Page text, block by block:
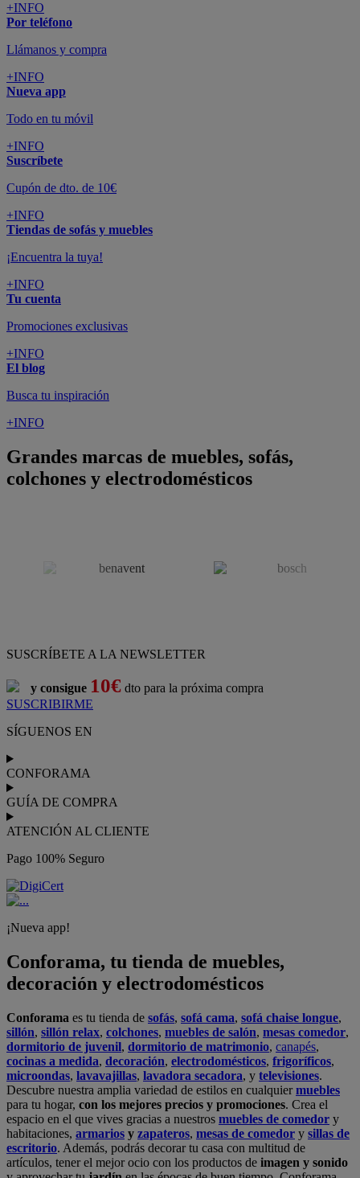
+INFO
Por teléfono
Llámanos y compra
+INFO
Nueva app
Todo en tu móvil
+INFO
Suscríbete
Cupón de dto. de 10€
+INFO
Tiendas de sofás y muebles
¡Encuentra la tuya!
+INFO
Tu cuenta
Promociones exclusivas
+INFO
El blog
Busca tu inspiración
+INFO
Grandes marcas de muebles, sofás,
colchones y electrodomésticos
SUSCRÍBETE A LA NEWSLETTER
y consigue 10€ dto para la próxima compra
SUSCRIBIRME
SÍGUENOS EN
CONFORAMA
GUÍA DE COMPRA
ATENCIÓN AL CLIENTE
Pago 100% Seguro
¡Nueva app!
Conforama, tu tienda de muebles,
decoración y electrodomésticos
Conforama es tu tienda de sofás, sofá cama, sofá chaise longue,
sillón, sillón relax, colchones, muebles de salón, mesas comedor,
dormitorio de juvenil, dormitorio de matrimonio, canapés,
cocinas a medida, decoración, electrodomésticos, frigoríficos,
microondas, lavavajillas, lavadora secadora, y televisiones.
Descubre nuestra amplia variedad de estilos en cualquiermuebles
para tu hogar, con los mejores precios y promociones. Crea el
espacio en el que vives gracias a nuestros muebles de comedor y
habitaciones, armarios y zapateros, mesas de comedor y sillas de
escritorio. Además, podrás decorar tu casa con multitud de
artículos, tener el mejor ocio con los productos de imagen y sonido